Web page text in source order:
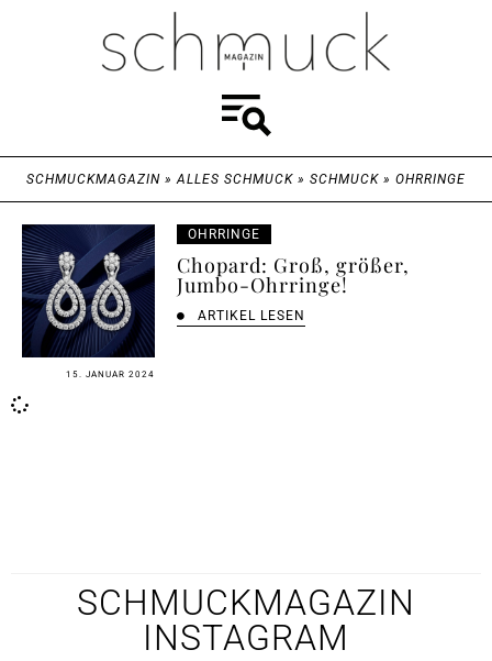
SCHMUCKMAGAZIN »ALLES SCHMUCK » SCHMUCK » OHRRINGE
15. JANUAR 2024
OHRRINGE
Chopard: Groß, größer,
Jumbo-Ohrringe!
ARTIKEL LESEN
SCHMUCKMAGAZIN
INSTAGRAM